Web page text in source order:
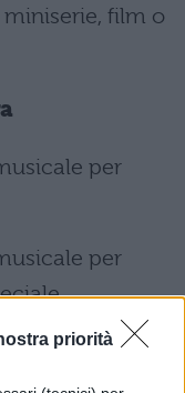
priorità
film o
per
per